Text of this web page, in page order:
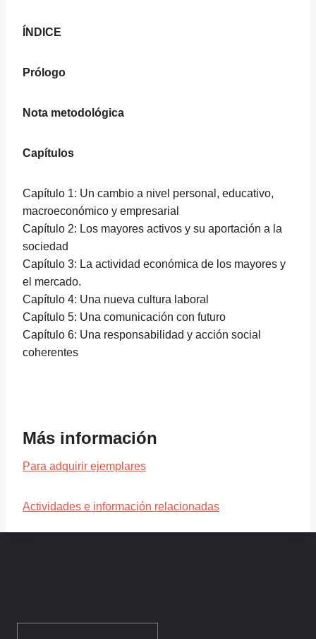
ÍNDICE
Prólogo
Nota metodológica
Capítulos
Capítulo 1: Un cambio a nivel personal, educativo,
macroeconómico y empresarial
Capítulo 2: Los mayores activos y su aportación a la
sociedad
Capítulo 3: La actividad económica de los mayores y
el mercado.
Capítulo 4: Una nueva cultura laboral
Capítulo 5: Una comunicación con futuro
Capítulo 6: Una responsabilidad y acción social
coherentes
Más información
Para adquirir ejemplares
Actividades e información relacionadas